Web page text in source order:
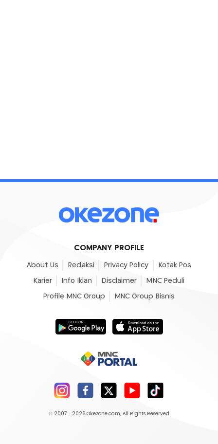
COMPANY PROFILE
About Us Redaksi Privacy Policy Kotak Pos
Karier Info Iklan Disclaimer MNC Peduli
Profile MNC Group MNC Group Bisnis
© 2007 - 2026 Okezone.com, All Rights Reserved